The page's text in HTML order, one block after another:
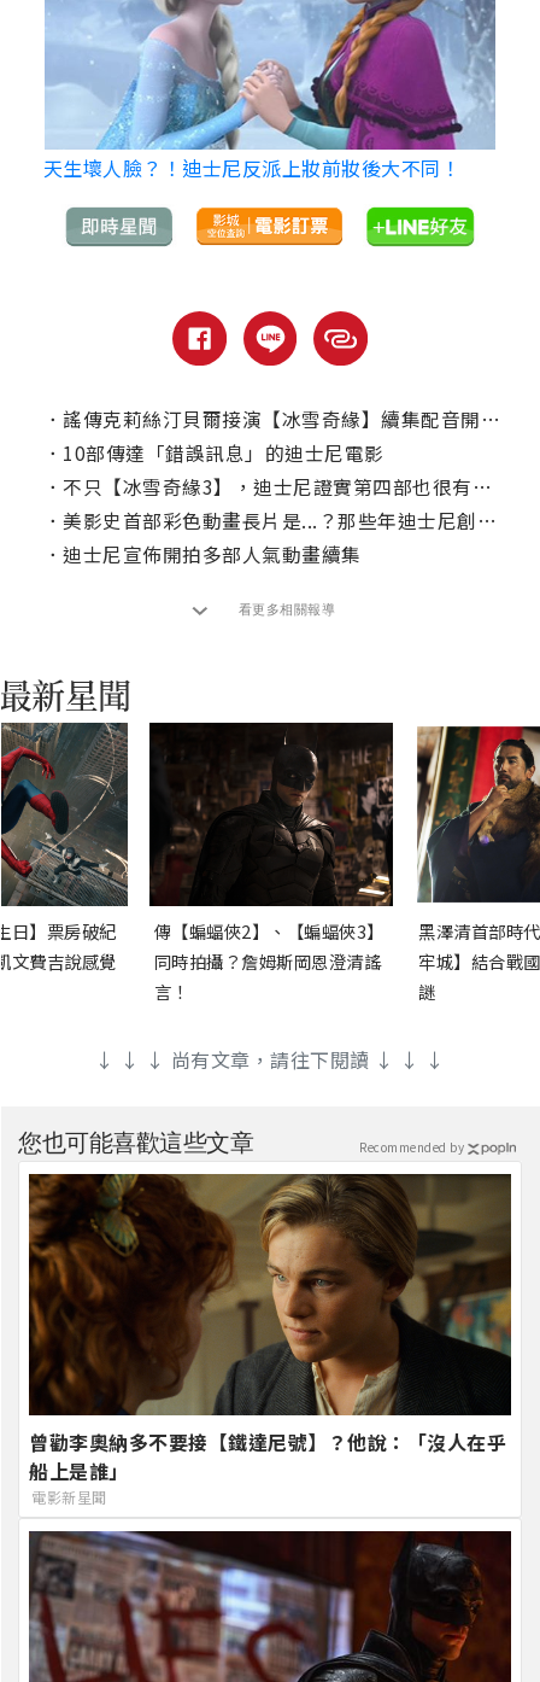
天生壞人臉？！迪士尼反派上妝前妝後大不同！
． 謠傳克莉絲汀貝爾接演【冰雪奇緣】續集配音開價六千萬美元？本人澄清
． 10部傳達「錯誤訊息」的迪士尼電影
． 不只【冰雪奇緣3】，迪士尼證實第四部也很有機會！
． 美影史首部彩色動畫長片是...？那些年迪士尼創造的「第一次」你知道幾個？
． 迪士尼宣佈開拍多部人氣動畫續集
看更多相關報導
日】票房破紀
文費吉說感覺
傳【蝙蝠俠2】、【蝙蝠俠3】
同時拍攝？詹姆斯岡恩澄清謠
言！
黑澤清首部時
牢城】結合戰
謎
↓ ↓ ↓ 尚有文章，請往下閱讀 ↓ ↓ ↓
您也可能喜歡這些文章
曾勸李奧納多不要接【鐵達尼號】？他說：「沒人在乎
船上是誰」
電影新星聞
Recommended by